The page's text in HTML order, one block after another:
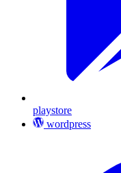
playstore
wordpress